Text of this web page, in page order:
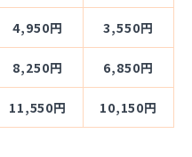
4,950円 3,550円
8,250円 6,850円
11,550円 10,150円